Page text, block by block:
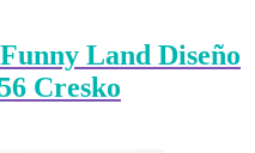
Land Diseño
Cresko